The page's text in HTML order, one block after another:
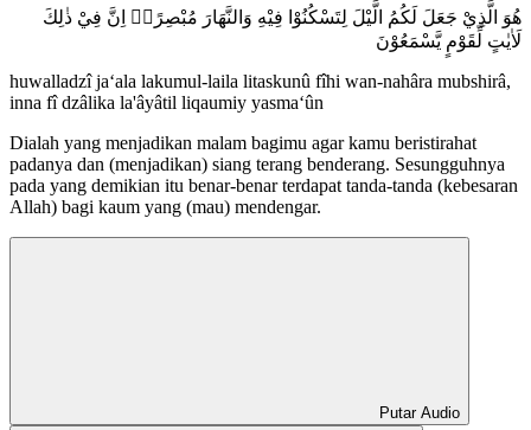
هُوَ الَّذِيْ جَعَلَ لَكُمُ الَّيْلَ لِتَسْكُنُوْا فِيْهِ وَالنَّهَارَ مُبْصِرًاۗ اِنَّ فِيْ ذٰلِكَ
لَاٰيٰتٍ لِّقَوْمٍ يَّسْمَعُوْنَ
huwalladzî ja‘ala lakumul-laila litaskunû fîhi wan-nahâra mubshirâ,
inna fî dzâlika la'âyâtil liqaumiy yasma‘ûn
Dialah yang menjadikan malam bagimu agar kamu beristirahat
padanya dan (menjadikan) siang terang benderang. Sesungguhnya
pada yang demikian itu benar-benar terdapat tanda-tanda (kebesaran
Allah) bagi kaum yang (mau) mendengar.
Putar Audio